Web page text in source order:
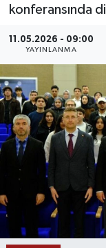
konferansında
11.05.2026 - 09:00
YAYINLANMA
SAĞLIK
SİYASET
SOSYAL
SPOR
TEKNOLOJİ